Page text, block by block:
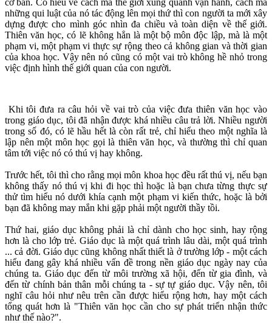
những qui luật của nó tác động lên mọi thứ thì con người ta mới xây
dựng được cho mình góc nhìn đa chiều và toàn diện về thế giới.
Thiên văn học, có lẽ không hẳn là một bộ môn độc lập, mà là một
phạm vi, một phạm vi thực sự rộng theo cả không gian và thời gian
của khoa học. Vậy nên nó cũng có một vai trò không hề nhỏ trong
việc định hình thế giới quan của con người.
Khi tôi đưa ra câu hỏi về vai trò của việc đưa thiên văn học vào
trong giáo dục, tôi đã nhận được khá nhiều câu trả lời. Nhiều người
trong số đó, có lẽ hầu hết là còn rất trẻ, chỉ hiểu theo một nghĩa là
lập nên một môn học gọi là thiên văn học, và thường thì chỉ quan
tâm tới việc nó có thú vị hay không.
Trước hết, tôi thì cho rằng mọi môn khoa học đều rất thú vị, nếu bạn
không thấy nó thú vị khi đi học thì hoặc là bạn chưa từng thực sự
thử tìm hiểu nó dưới khía cạnh một phạm vi kiến thức, hoặc là bởi
bạn đã không may mắn khi gặp phải một người thầy tồi.
Thứ hai, giáo dục không phải là chỉ dành cho học sinh, hay rộng
hơn là cho lớp trẻ. Giáo dục là một quá trình lâu dài, một quá trình
... cả đời. Giáo dục cũng không nhất thiết là ở trường lớp - một cách
hiểu đang gây khá nhiều vấn đề trong nền giáo dục ngày nay của
chúng ta. Giáo dục đến từ môi trường xã hội, đến từ gia đình, và
đến từ chính bản thân mỗi chúng ta - sự tự giáo dục. Vậy nên, tôi
nghĩ câu hỏi như nêu trên cần được hiểu rộng hơn, hay một cách
tổng quát hơn là "Thiên văn học cần cho sự phát triển nhận thức
như thế nào?".